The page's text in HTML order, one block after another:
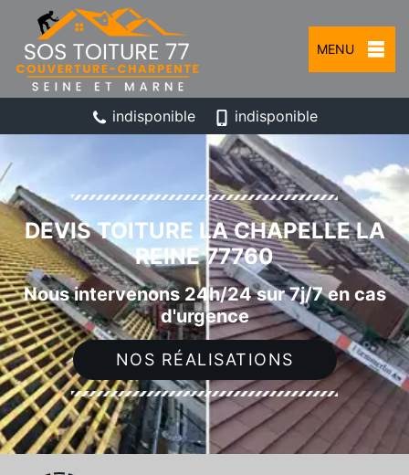
MENU
indisponible indisponible
DEVIS TOITURE LA CHAPELLE LA
REINE 77760
Nous intervenons 24h/24 sur 7j/7 en cas
d'urgence
NOS RÉALISATIONS